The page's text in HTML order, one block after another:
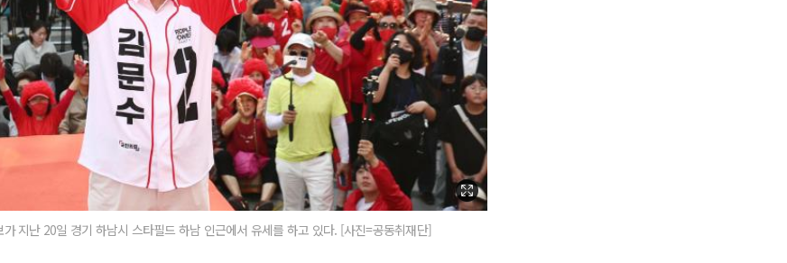
지난 20일 경기 하남시 스타필드 하남 인근에서 유세를 하고 있다. [사진=공동취재단]